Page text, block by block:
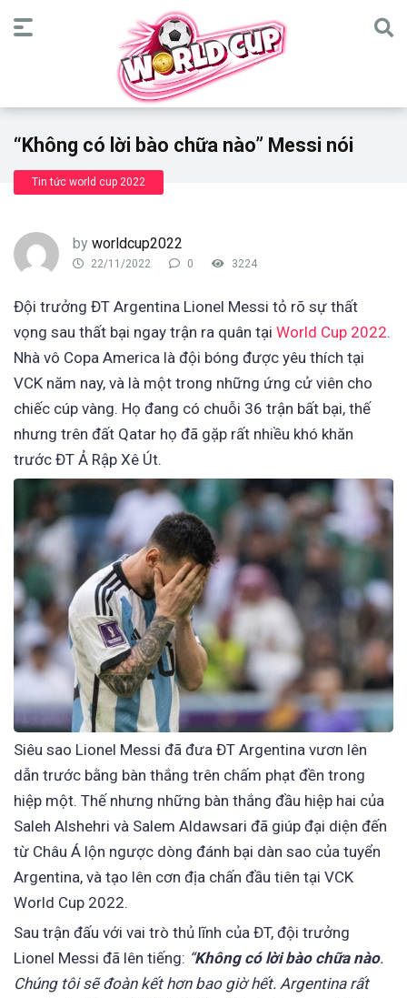
“Không có lời bào chữa nào” Messi nói
Tin tức world cup 2022
by worldcup2022
22/11/2022 0 3224
Đội trưởng ĐT Argentina Lionel Messi tỏ rõ sự thất
vọng sau thất bại ngay trận ra quân tại World Cup 2022.
Nhà vô Copa America là đội bóng được yêu thích tại
VCK năm nay, và là một trong những ứng cử viên cho
chiếc cúp vàng. Họ đang có chuỗi 36 trận bất bại, thế
nhưng trên đất Qatar họ đã gặp rất nhiều khó khăn
trước ĐT Ả Rập Xê Út.
Siêu sao Lionel Messi đã đưa ĐT Argentina vươn lên
dẫn trước bằng bàn thắng trên chấm phạt đền trong
hiệp một. Thế nhưng những bàn thắng đầu hiệp hai của
Saleh Alshehri và Salem Aldawsari đã giúp đại diện đến
từ Châu Á lộn ngược dòng đánh bại dàn sao của tuyển
Argentina, và tạo lên cơn địa chấn đầu tiên tại VCK
World Cup 2022.
Sau trận đấu với vai trò thủ lĩnh của ĐT, đội trưởng
Lionel Messi đã lên tiếng: “Không có lời bào chữa nào.
Chúng tôi sẽ đoàn kết hơn bao giờ hết. Argentina rất